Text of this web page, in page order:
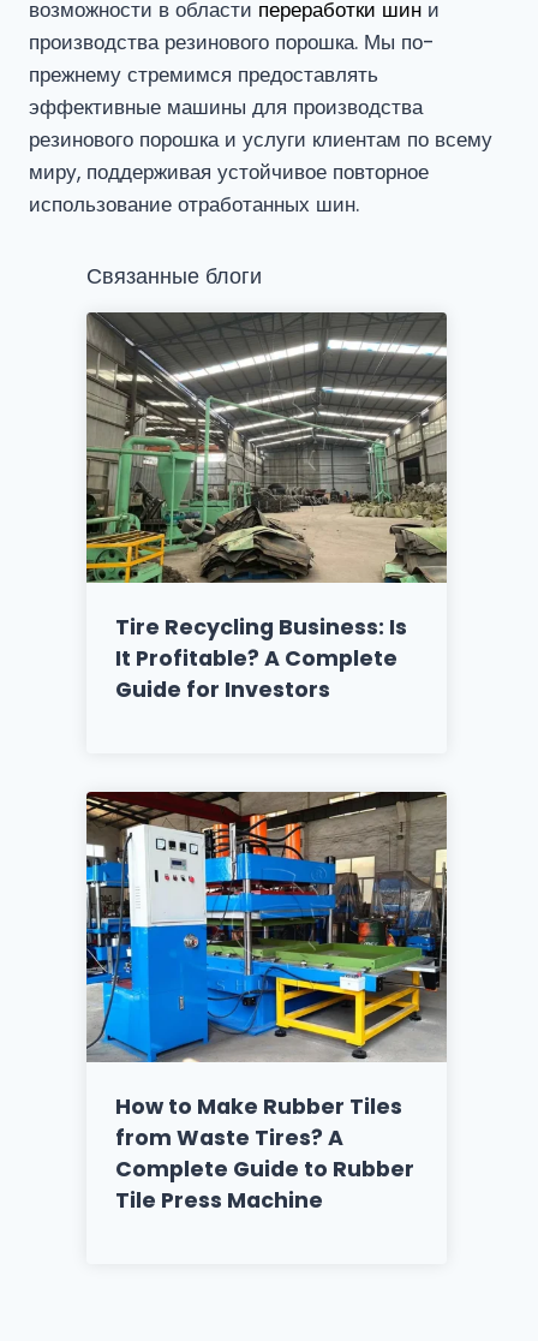
возможности в области переработки шин и
производства резинового порошка. Мы по-
прежнему стремимся предоставлять
эффективные машины для производства
резинового порошка и услуги клиентам по всему
миру, поддерживая устойчивое повторное
использование отработанных шин.
Связанные блоги
Tire Recycling Business: Is
It Profitable? A Complete
Guide for Investors
How to Make Rubber Tiles
from Waste Tires? A
Complete Guide to Rubber
Tile Press Machine